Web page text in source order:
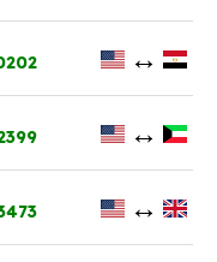
↔
↔
↔